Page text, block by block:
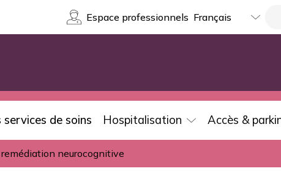
Espace professionnels your
language
services de soins Hospitalisation Accès &
neurocognitive